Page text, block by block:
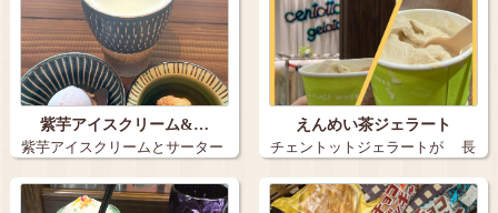
紫芋アイスクリーム&…
紫芋アイスクリームとサーター
アンダギー+…
えんめい茶ジェラート
チェントットジェラートが 長
野駅MI…